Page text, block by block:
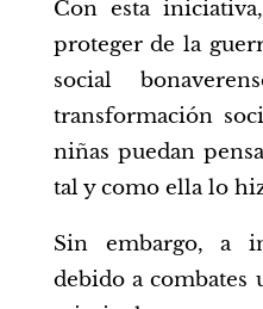
Con esta
proteger de la
social
transformación
niñas puedan
tal y como ella lo
Sin embargo, a
debido a combates